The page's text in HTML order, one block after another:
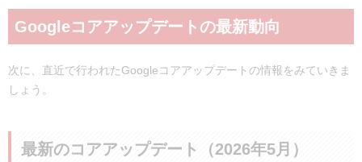
Googleコアアップデートの最新動向
次に、直近で行われたGoogleコアアップデートの情報をみていきま
しょう。
最新のコアアップデート（2026年5月）